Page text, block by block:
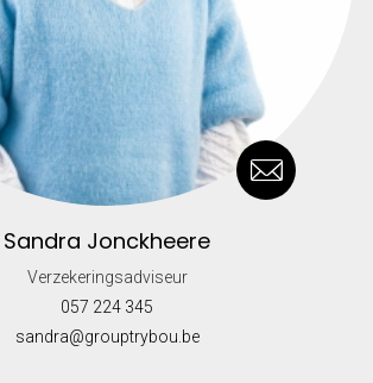
Sandra Jonckheere
Verzekeringsadviseur
057 224 345
sandra@grouptrybou.be